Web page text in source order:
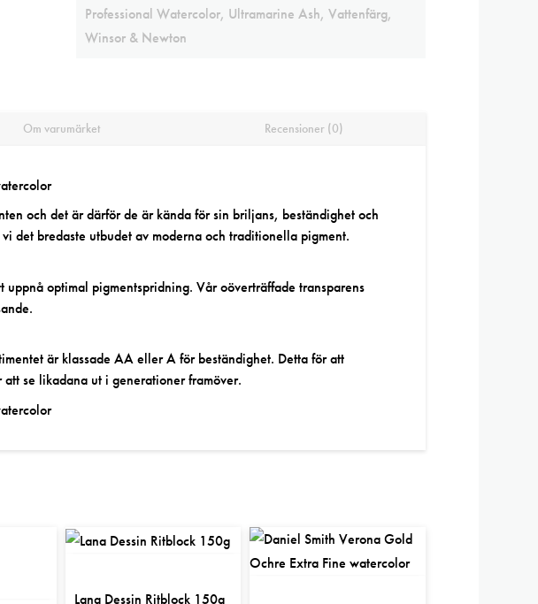
Professional Watercolor, Ultramarine Ash, Vattenfärg,
Winsor & Newton
Om varumärket Recensioner (0)
och det är därför de är kända för sin briljans, beständighet och
det bredaste utbudet av moderna och traditionella pigment.
uppnå optimal pigmentspridning. Vår oöverträffade transparens
är klassade AA eller A för beständighet. Detta för att
se likadana ut i generationer framöver.
Lana Dessin Ritblock 150g